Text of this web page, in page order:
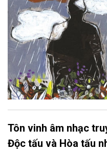
Tôn vinh âm nhạc
Độc tấu và Hòa tấu